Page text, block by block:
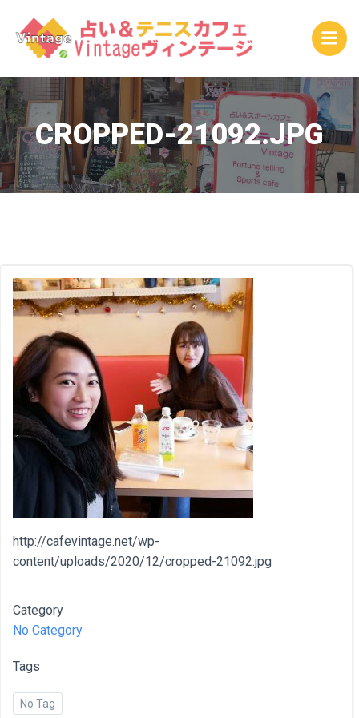
ン
テ
ツ
へ
ス
キ
ッ
プ
CROPPED-21092.JPG
http://cafevintage.net/wp-
content/uploads/2020/12/cropped-21092.jpg
Category
No Category
Tags
No Tag